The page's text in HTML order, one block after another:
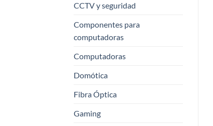
CCTV y seguridad
Componentes para
computadoras
Computadoras
Domótica
Fibra Óptica
Gaming